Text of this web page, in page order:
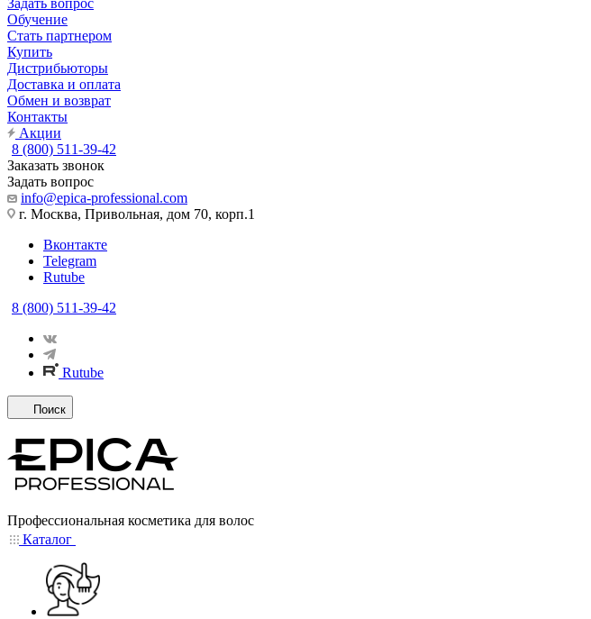
Задать вопрос
Обучение
Стать партнером
Купить
Дистрибьюторы
Доставка и оплата
Обмен и возврат
Контакты
Акции
8 (800) 511-39-42
Заказать звонок
Задать вопрос
info@epica-professional.com
г. Москва, Привольная, дом 70, корп.1
Вконтакте
Telegram
Rutube
8 (800) 511-39-42
Rutube
Поиск
Профессиональная косметика для волос
Каталог